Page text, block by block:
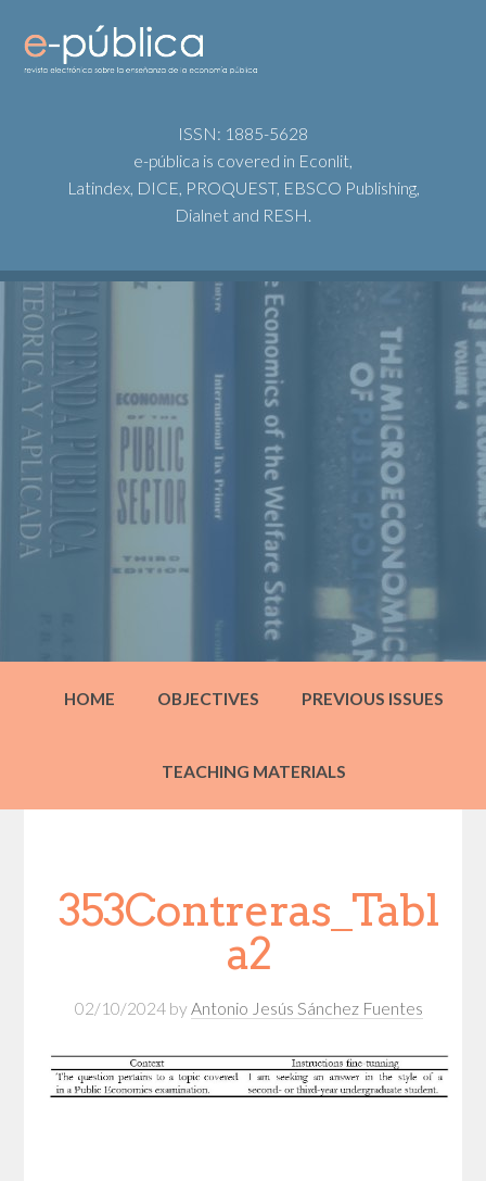
ISSN: 1885-5628
e-pública is covered in Econlit,
Latindex, DICE, PROQUEST, EBSCO Publishing,
Dialnet and RESH.
HOME OBJECTIVES PREVIOUS ISSUES
TEACHING MATERIALS
353Contreras_Tabl
a2
02/10/2024 by Antonio Jesús Sánchez Fuentes